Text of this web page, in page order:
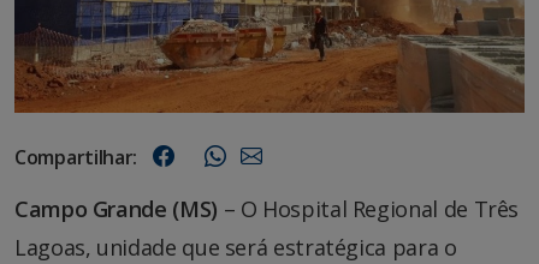
Compartilhar:
Campo Grande (MS) – O Hospital Regional de Três
Lagoas, unidade que será estratégica para o